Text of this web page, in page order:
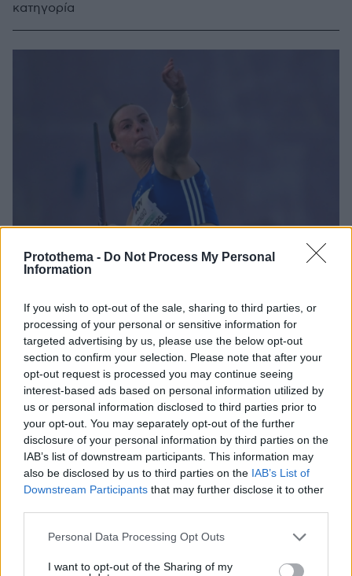
Protothema - Do Not Process My Personal
Information
If you wish to opt-out of the sale, sharing to third parties, or
processing of your personal or sensitive information for
targeted advertising by us, please use the below opt-out
section to confirm your selection. Please note that after your
opt-out request is processed you may continue seeing
interest-based ads based on personal information utilized by
us or personal information disclosed to third parties prior to
your opt-out. You may separately opt-out of the further
disclosure of your personal information by third parties on the
IAB’s list of downstream participants. This information may
also be disclosed by us to third parties on the IAB’s List of
Downstream Participants that may further disclose it to other
Please note that this website/app uses one or more Google
not limited to your visit or usage behaviour. You may click to
Personal Data Processing Opt Outs
I want to opt-out of the Sharing of my
κατηγορία
Τρίτη φετινή νίκη σε Diamond League για την Ελίνα
Τζένγκο με βολή στα 64,60 μ. - Δείτε βίντεο
Η 22χρονη πρωταθλήτρια του ακοντισμού πήρε τη
νίκη στο Ραμπάτ έχοντας να αντιμετωπίσει μια από τις
κορυφαίες αθλήτριες φέτος στον κόσμο την
26.05.2025, 00:17 10